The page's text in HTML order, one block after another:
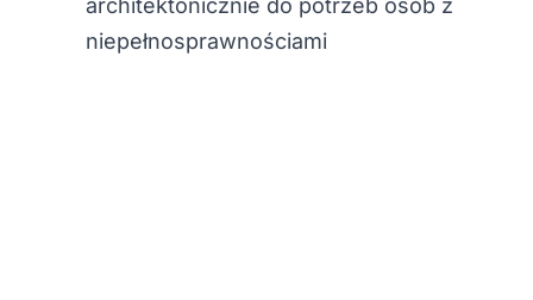
architektonicznie do potrzeb osób z
niepełnosprawnościami